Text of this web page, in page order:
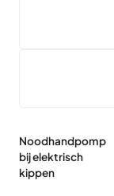
Noodhandpomp
bij elektrisch
kippen